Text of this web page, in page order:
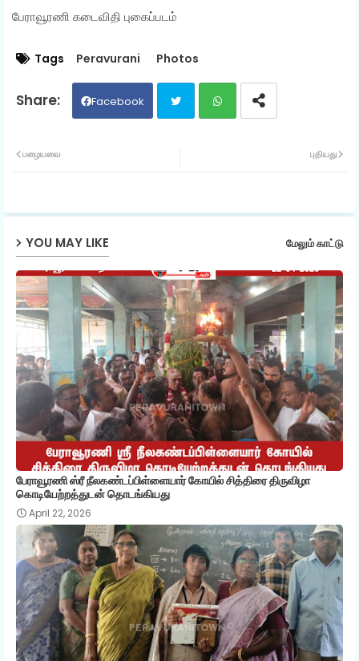
பேராவூரணி கடைவிதி புகைப்படம்
Tags Peravurani Photos
Facebook
ap
புதியது
பழையவை
YOU MAY LIKE மேலும் காட்டு
பேராவூரணி ஸ்ரீ நீலகண்டப்பிள்ளையார் கோயில் சித்திரை திருவிழா
கொடியேற்றத்துடன் தொடங்கியது
April 22, 2026